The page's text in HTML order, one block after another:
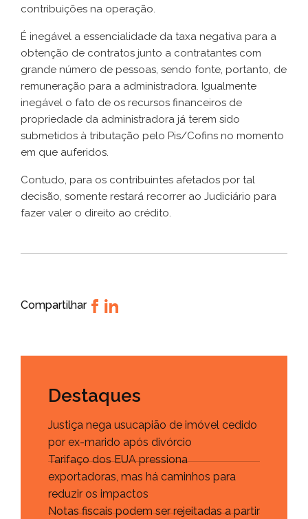
contribuições na operação.
É inegável a essencialidade da taxa negativa para a
obtenção de contratos junto a contratantes com
grande número de pessoas, sendo fonte, portanto, de
remuneração para a administradora. Igualmente
inegável o fato de os recursos financeiros de
propriedade da administradora já terem sido
submetidos à tributação pelo Pis/Cofins no momento
em que auferidos.
Contudo, para os contribuintes afetados por tal
decisão, somente restará recorrer ao Judiciário para
fazer valer o direito ao crédito.
Compartilhar
Destaques
Justiça nega usucapião de imóvel cedido
por ex-marido após divórcio
Tarifaço dos EUA pressiona
exportadoras, mas há caminhos para
reduzir os impactos
Notas fiscais podem ser rejeitadas a partir